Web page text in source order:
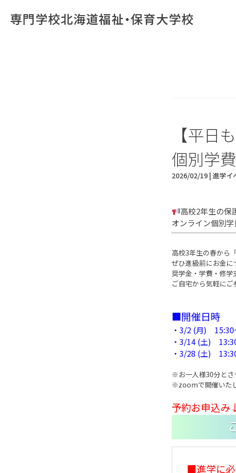
【平日
個別学
2026/02/19 | 進学イ
高校2年生の保
オンライン個別
高校3年生の春から
ぜひ進級前にお金に
奨学金・学費・修学
ご自宅から気軽にご
■開催日時
・3/2 (月) 15:30
・3/14 (土)
・3/28 (土)
※お一人様30分とさ
※zoomで開催いた
予約お申込み
■進学に